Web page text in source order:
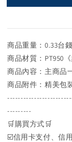
商品重量：0.33台
商品材質：PT950《
商品內容：主商品
商品附件：精美包
---------
🛒購買方式🛒
☑️信用卡支付、信